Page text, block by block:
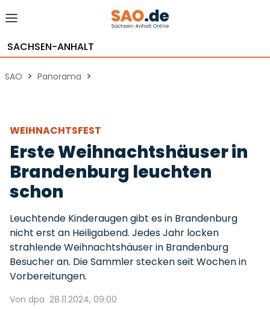
SACHSEN-ANHALT
SAO > Panorama >
WEIHNACHTSFEST
Erste Weihnachtshäuser in
Brandenburg leuchten
schon
Leuchtende Kinderaugen gibt es in Brandenburg
nicht erst an Heiligabend. Jedes Jahr locken
strahlende Weihnachtshäuser in Brandenburg
Besucher an. Die Sammler stecken seit Wochen in
Vorbereitungen.
Von dpa 28.11.2024, 09:00